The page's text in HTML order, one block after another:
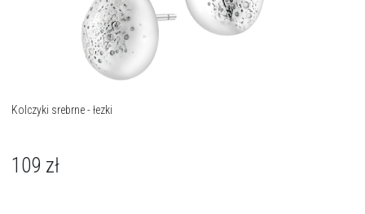
Kolczyki srebrne - łezki
109 zł